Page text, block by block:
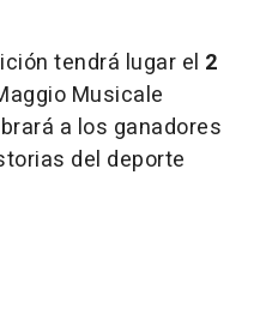
tendrá lugar el 2
Musicale
a los ganadores
del deporte